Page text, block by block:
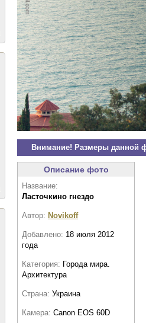
Внимание! Размеры данной
Описание фото
Название:
Ласточкино гнездо
Автор: Novikoff
Добавлено: 18 июля 2012
года
Категория: Города мира.
Архитектура
Страна: Украина
Камера: Canon EOS 60D